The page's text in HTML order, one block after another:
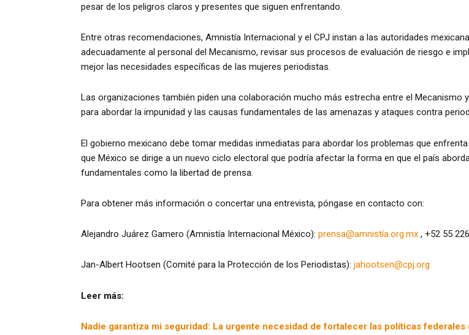
pesar de los peligros claros y presentes que siguen enfrentando.
Entre otras recomendaciones, Amnistía Internacional y el CPJ instan a las autoridades
adecuadamente al personal del Mecanismo, revisar sus procesos de evaluación de riesgo e
mejor las necesidades específicas de las mujeres periodistas.
Las organizaciones también piden una colaboración mucho más estrecha entre el
para abordar la impunidad y las causas fundamentales de las amenazas y ataques contra
El gobierno mexicano debe tomar medidas inmediatas para abordar los problemas que
que México se dirige a un nuevo ciclo electoral que podría afectar la forma en que el país
fundamentales como la libertad de prensa.
Para obtener más información o concertar una entrevista, póngase en contacto con:
Alejandro Juárez Gamero (Amnistía Internacional México): prensa@amnistía.org.mx , +52 55
Jan-Albert Hootsen (Comité para la Protección de los Periodistas): jahootsen@cpj.org
Leer más:
Nadie garantiza mi seguridad: La urgente necesidad de fortalecer las políticas